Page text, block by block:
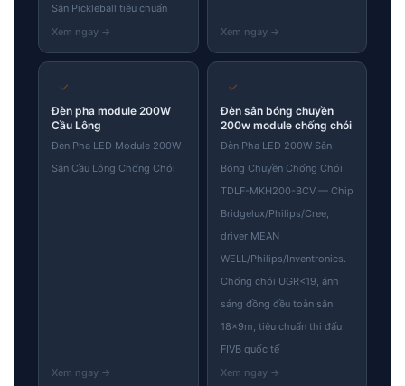
Sân Pickleball tiêu chuẩn
✓
Đèn pha module 200W
Cầu Lông
Đèn Pha LED Module 200W
Sân Cầu Lông Chống Chói
✓
Đèn sân bóng chuyền
200w module chống chói
Đèn Pha LED 200W Sân
Bóng Chuyền Chống Chói
TDLF-MKH200-BCV — Chip
Bridgelux/Philips/Cree,
driver MEAN
WELL/Philips/Inventronics.
Chống chói UGR<19, ánh
sáng đồng đều toàn sân
18×9m, tiêu chuẩn thi đấu
FIVB quốc tế